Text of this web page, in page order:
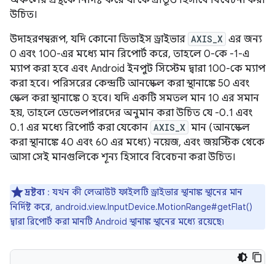
উচিত।
উদাহরণস্বরূপ, যদি কোনো ডিভাইস ড্রাইভার AXIS_X এর জন্য
0 এবং 100-এর মধ্যে মান রিপোর্ট করে, তাহলে 0-কে -1-এ
ম্যাপ করা হবে এবং Android ইনপুট সিস্টেম দ্বারা 100-কে ম্যাপ
করা হবে। পরিসরের কেন্দ্রটি আনস্কেল করা স্থানাঙ্কে 50 এবং
স্কেল করা স্থানাঙ্কে 0 হবে। যদি একটি সমতল মান 10 এর সমান
হয়, তাহলে ডেভেলপারদের অনুমান করা উচিত যে -0.1 এবং
0.1 এর মধ্যে রিপোর্ট করা যেকোন AXIS_X মান (আনস্কেল
করা স্থানাঙ্কে 40 এবং 60 এর মধ্যে) নয়েজ, এবং জয়স্টিক থেকে
আসা সেই মানগুলিকে শূন্য হিসাবে বিবেচনা করা উচিত।
দ্রষ্টব্য : যখন কী লেআউট ফাইলটি ড্রাইভার স্থানাঙ্ক স্থানের মান
নির্দিষ্ট করে, android.view.InputDevice.MotionRange#getFlat()
দ্বারা রিপোর্ট করা মানটি Android স্থানাঙ্ক স্থানের মধ্যে রয়েছে৷